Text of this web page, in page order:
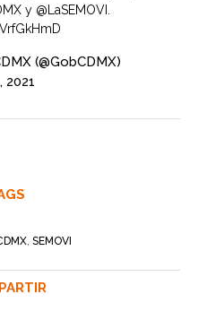
y @LaSEMOVI .
(@GobCDMX)
2021
, SEMOVI